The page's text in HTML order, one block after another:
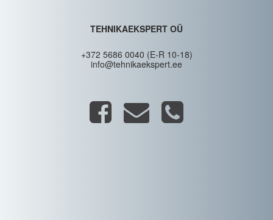
TEHNIKAEKSPERT OÜ
+372 5686 0040 (E-R 10-18)
info@tehnikaekspert.ee